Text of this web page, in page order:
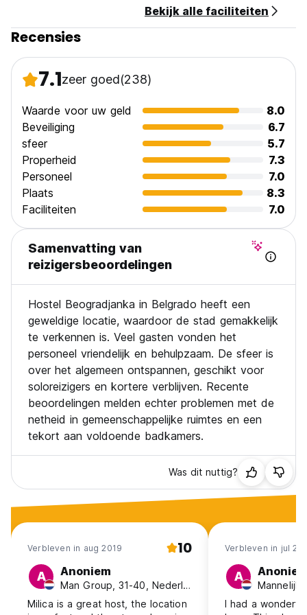
van het hostel. (Auto-translated from original language)
Bekijk alle faciliteiten
Recensies
7.1zeer goed(238)
Waarde voor uw geld
8.0
Beveiliging
6.7
sfeer
5.7
Properheid
7.3
Personeel
7.0
Plaats
8.3
Faciliteiten
7.0
Samenvatting van
reizigersbeoordelingen
Hostel Beogradjanka in Belgrado heeft een
geweldige locatie, waardoor de stad gemakkelijk
te verkennen is. Veel gasten vonden het
personeel vriendelijk en behulpzaam. De sfeer is
over het algemeen ontspannen, geschikt voor
soloreizigers en kortere verblijven. Recente
beoordelingen melden echter problemen met de
netheid in gemeenschappelijke ruimtes en een
tekort aan voldoende badkamers.
Was dit nuttig?
Verbleven in aug 2019 10
A Anoniem
Man Group, 31-40, Nederland
Milica is a great host, the location
Verbleven in jul
A
I had a